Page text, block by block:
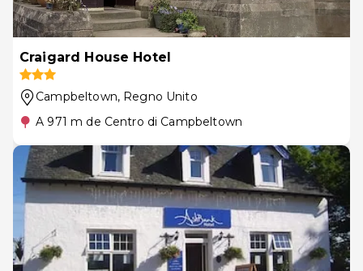
Craigard House Hotel
Campbeltown, Regno Unito
A 971 m de Centro di Campbeltown